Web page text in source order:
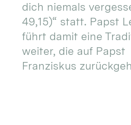
dich niemals
49,15)“ statt. Papst
führt damit eine
weiter, die auf Papst
Franziskus